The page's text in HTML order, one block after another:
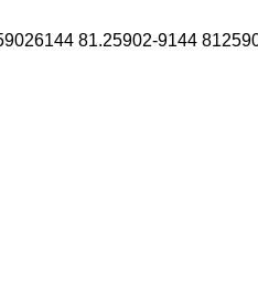
81.25902-9144